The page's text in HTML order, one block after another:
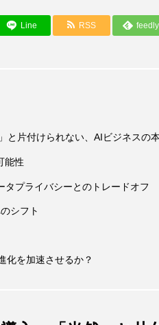
Line RSS feedly
片付けられない、AIビジネスの
能性
タプライバシーとのトレードオフ
シフト
化を加速させるか？
計算能力向けに数
を確保
AIの
なっ